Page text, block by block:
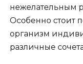
нежелательным
Особенно стоит
организм
различные